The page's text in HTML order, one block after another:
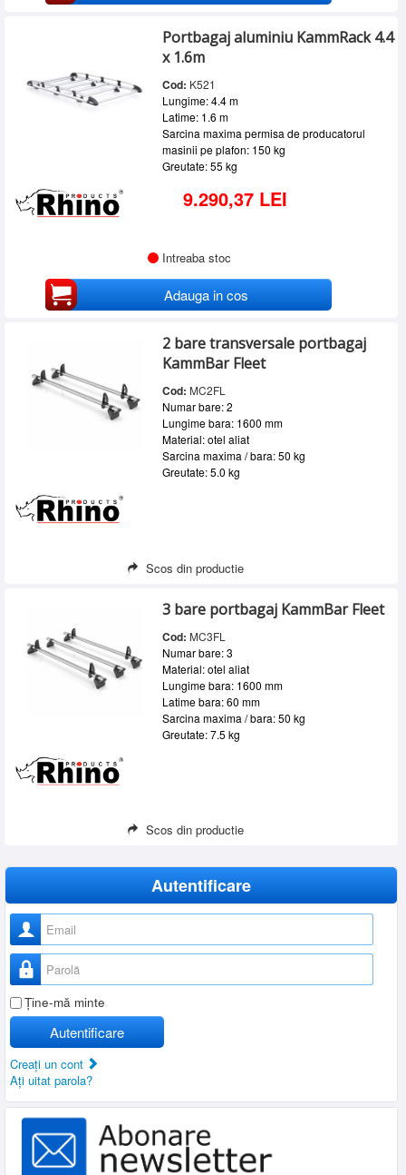
Portbagaj aluminiu KammRack 4.4
x 1.6m
Cod: K521
Lungime: 4.4 m
Latime: 1.6 m
Sarcina maxima permisa de producatorul
masinii pe plafon: 150 kg
Greutate: 55 kg
9.290,37 LEI
Intreaba stoc
Adauga in cos
2 bare transversale portbagaj
KammBar Fleet
Cod: MC2FL
Numar bare: 2
Lungime bara: 1600 mm
Material: otel aliat
Sarcina maxima / bara: 50 kg
Greutate: 5.0 kg
Scos din productie
3 bare portbagaj KammBar Fleet
Cod: MC3FL
Numar bare: 3
Material: otel aliat
Lungime bara: 1600 mm
Latime bara: 60 mm
Sarcina maxima / bara: 50 kg
Greutate: 7.5 kg
Scos din productie
Autentificare
Nume utilizator
Parolă
Ţine-mă minte
Autentificare
Creaţi un cont
Aţi uitat parola?